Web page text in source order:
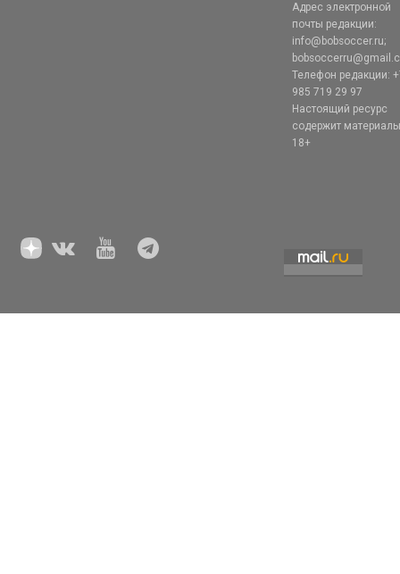
Адрес электронной
почты редакции:
info@bobsoccer.ru;
Телефон редакции:
985 719 29 97
Настоящий ресурс
содержит
18+